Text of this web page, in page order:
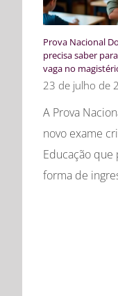
Prova Nacional
precisa saber
vaga no
23 de julho de
A Prova
novo exame
Educação
forma de